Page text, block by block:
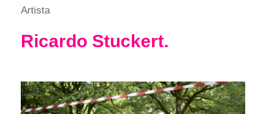
Artista
Ricardo Stuckert.